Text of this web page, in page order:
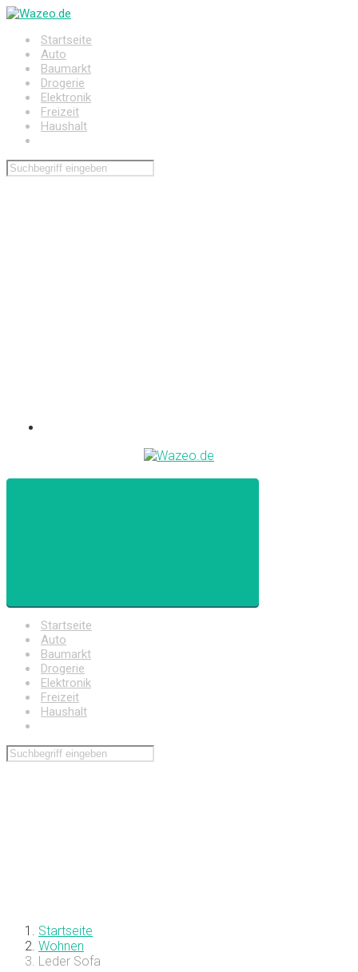
Zum
springenStartseite
Auto
Baumarkt
Drogerie
Elektronik
Freizeit
Haushalt
Startseite
Auto
Baumarkt
Drogerie
Elektronik
Freizeit
Haushalt
Startseite
Wohnen
Leder Sofa